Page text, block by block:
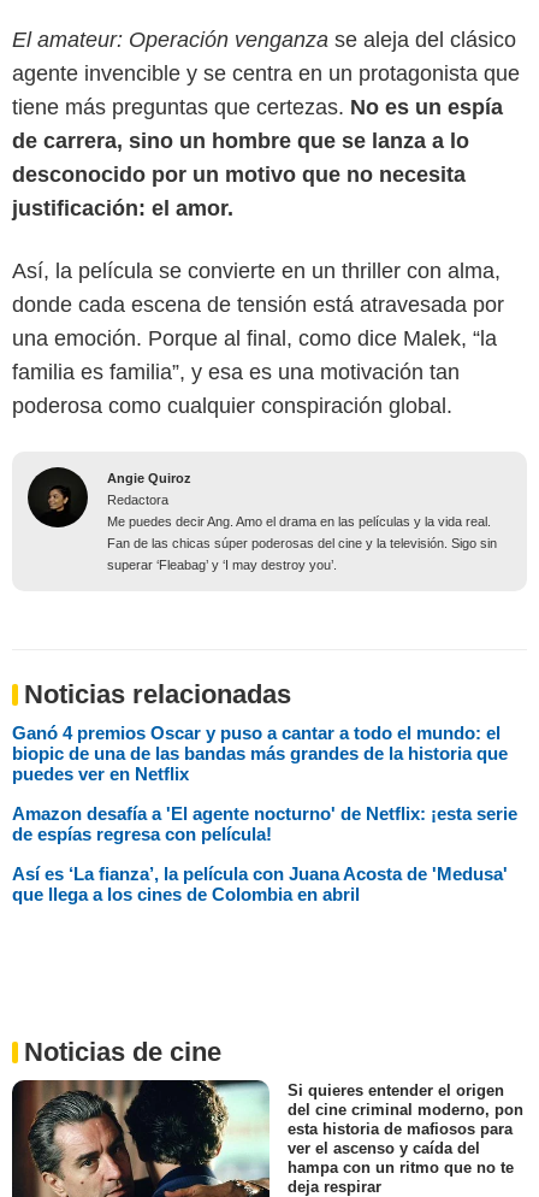
El amateur: Operación venganza se aleja del clásico
agente invencible y se centra en un protagonista que
tiene más preguntas que certezas. No es un espía
de carrera, sino un hombre que se lanza a lo
desconocido por un motivo que no necesita
justificación: el amor.
Así, la película se convierte en un thriller con alma,
donde cada escena de tensión está atravesada por
una emoción. Porque al final, como dice Malek, “la
familia es familia”, y esa es una motivación tan
poderosa como cualquier conspiración global.
Angie Quiroz
Redactora
Me puedes decir Ang. Amo el drama en las películas y la vida real.
Fan de las chicas súper poderosas del cine y la televisión. Sigo sin
superar ‘Fleabag’ y ‘I may destroy you’.
Noticias relacionadas
Ganó 4 premios Oscar y puso a cantar a todo el mundo: el
biopic de una de las bandas más grandes de la historia que
puedes ver en Netflix
Amazon desafía a 'El agente nocturno' de Netflix: ¡esta serie
de espías regresa con película!
Así es ‘La fianza’, la película con Juana Acosta de 'Medusa'
que llega a los cines de Colombia en abril
Noticias de cine
Si quieres entender el origen
del cine criminal moderno, pon
esta historia de mafiosos para
ver el ascenso y caída del
hampa con un ritmo que no te
deja respirar